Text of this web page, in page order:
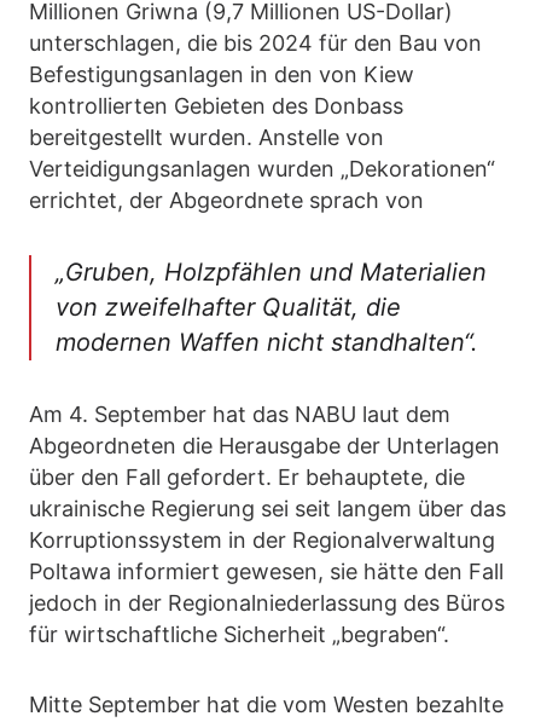
Millionen Griwna (9,7 Millionen US-Dollar)
unterschlagen, die bis 2024 für den Bau von
Befestigungsanlagen in den von Kiew
kontrollierten Gebieten des Donbass
bereitgestellt wurden. Anstelle von
Verteidigungsanlagen wurden „Dekorationen“
errichtet, der Abgeordnete sprach von
„Gruben, Holzpfählen und Materialien
von zweifelhafter Qualität, die
modernen Waffen nicht standhalten“.
Am 4. September hat das NABU laut dem
Abgeordneten die Herausgabe der Unterlagen
über den Fall gefordert. Er behauptete, die
ukrainische Regierung sei seit langem über das
Korruptionssystem in der Regionalverwaltung
Poltawa informiert gewesen, sie hätte den Fall
jedoch in der Regionalniederlassung des Büros
für wirtschaftliche Sicherheit „begraben“.
Mitte September hat die vom Westen bezahlte